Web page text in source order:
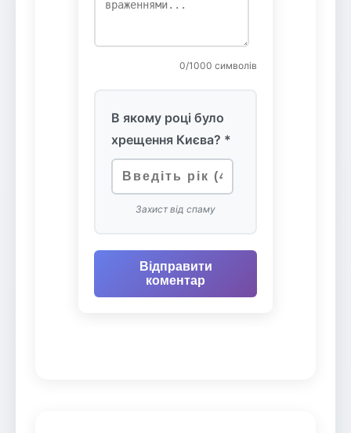
0/1000 символів
В якому році було
хрещення Києва? *
Захист від спаму
Відправити
коментар